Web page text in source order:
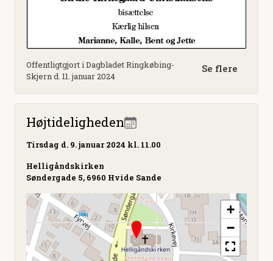
Offentligtgjort i Dagbladet Ringkøbing-
Skjern d. 11. januar 2024
Se flere
Højtideligheden
Tirsdag d. 9. januar 2024 kl. 11.00
Helligåndskirken
Søndergade 5, 6960 Hvide Sande
+
−